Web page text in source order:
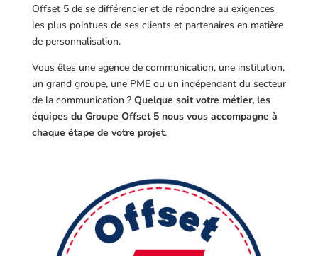
Offset 5 de se différencier et de répondre au exigences
les plus pointues de ses clients et partenaires en matière
de personnalisation.
Vous êtes une agence de communication, une institution,
un grand groupe, une PME ou un indépendant du secteur
de la communication ? Quelque soit votre métier, les
équipes du Groupe Offset 5 nous vous accompagne à
chaque étape de votre projet.